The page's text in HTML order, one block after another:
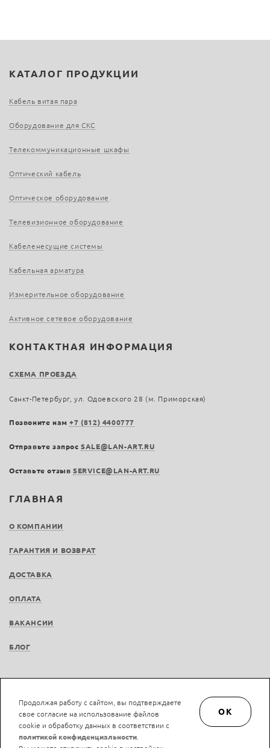
ГЛАВНАЯ
О КОМПАНИИ
ГАРАНТИЯ И ВОЗВРАТ
ДОСТАВКА
ОПЛАТА
ВАКАНСИИ
БЛОГ
КАТАЛОГ ПРОДУКЦИИ
Кабель витая пара
Оборудование для СКС
Телекоммуникационные шкафы
Оптический кабель
Оптическое оборудование
Телевизионное оборудование
Кабеленесущие системы
Кабельная арматура
Измерительное оборудование
Активное сетевое оборудование
КОНТАКТНАЯ ИНФОРМАЦИЯ
СХЕМА ПРОЕЗДА
Санкт-Петербург, ул. Одоевского 28 (м. Приморская)
Позвоните нам+7 (812) 4400777
Отправьте запросSALE@LAN-ART.RU
Оставьте отзыв SERVICE@LAN-ART.RU
© LAN-art.ru, 2013—2026. Все права защищены.Политика конфиденциальности.
Положение об обработке и защите персональных данных.
Продолжая работу с сайтом, вы подтверждаете
свое согласие на использование файлов
cookie и обработку данных в соответствии с
политикой конфиденциальности
OK